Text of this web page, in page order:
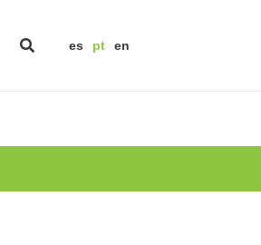
es pt en